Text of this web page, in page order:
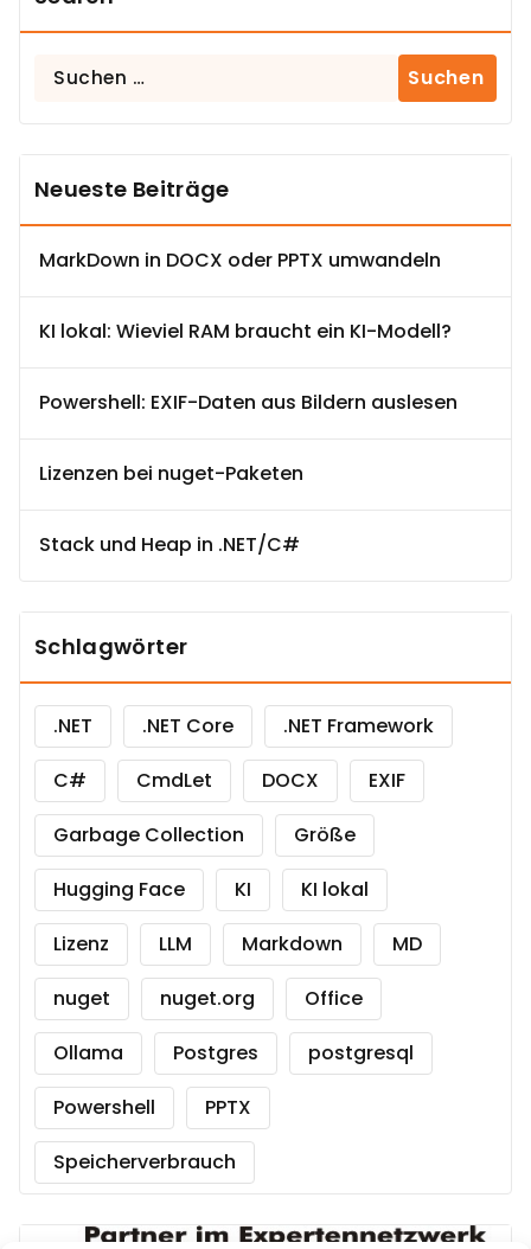
Suchen
Neueste Beiträge
MarkDown in DOCX oder PPTX umwandeln
KI lokal: Wieviel RAM braucht ein KI-Modell?
Powershell: EXIF-Daten aus Bildern auslesen
Lizenzen bei nuget-Paketen
Stack und Heap in .NET/C#
Schlagwörter
.NET .NET Core
.NET Framework
C#
CmdLet DOCX
EXIF
Garbage Collection
Größe
Hugging Face
KI
KI lokal
Lizenz
LLM Markdown
MD
nuget
nuget.org
Office
Ollama
Postgres
postgresql
Powershell
PPTX
Speicherverbrauch